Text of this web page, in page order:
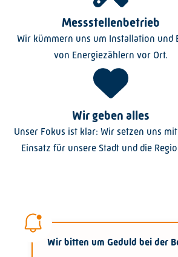
Messstellenbetrieb
Wir kümmern uns um Installation und
von Energiezählern vor Ort.
Wir geben alles
Unser Fokus ist klar: Wir setzen uns
Einsatz für unsere Stadt und die
Wir bitten um Geduld bei der